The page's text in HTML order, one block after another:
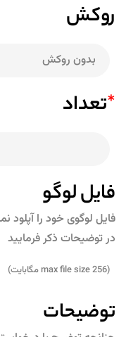
روکش
*تعداد
فایل لوگو
فایل لوگوی خود را آپلود
در توضیحات ذکر فرمایید
(max file size 256 مگابایت)
توضیحات